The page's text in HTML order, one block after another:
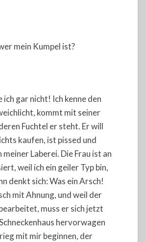
mein Kumpel ist?
ich gar nicht! Ich kenne den
kommt mit seiner
Fuchtel er steht. Er will
kaufen, ist pissed und
Laberei. Die Frau ist an
weil ich ein geiler Typ bin,
denkt sich: Was ein Arsch!
mit Ahnung, und weil der
muss er sich jetzt
hervorwagen
mit mir beginnen, der